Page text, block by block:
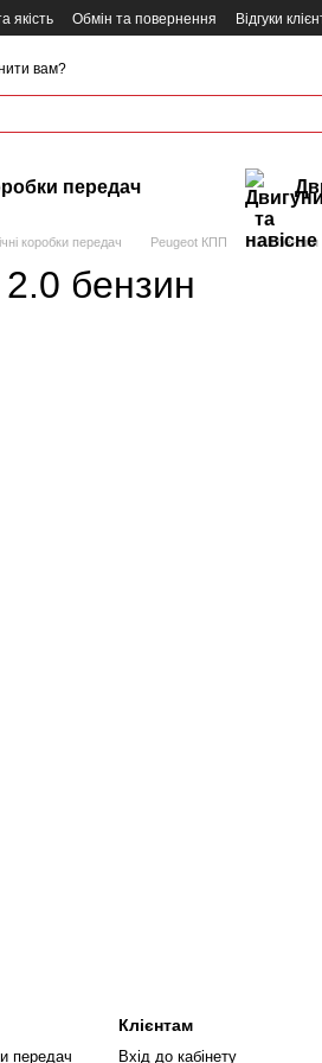
якість Обмін та повернення Відгуки
вам?
передач
коробки передач Peugeot КПП 2.0 бензин
2.0 бензин
передач
Клієнтам
Вхід до кабінету